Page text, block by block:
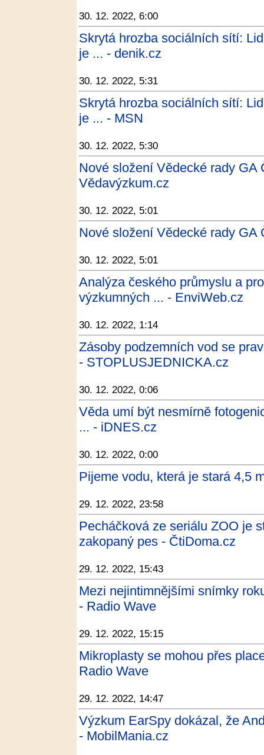
30. 12. 2022, 6:00
Skrytá hrozba sociálních sítí:
je ... - denik.cz
30. 12. 2022, 5:31
Skrytá hrozba sociálních sítí:
je ... - MSN
30. 12. 2022, 5:30
Nové složení Vědecké rady GA
Vědavýzkum.cz
30. 12. 2022, 5:01
Nové složení Vědecké rady GA
30. 12. 2022, 5:01
Analýza českého průmyslu a
výzkumných ... - EnviWeb.cz
30. 12. 2022, 1:14
Zásoby podzemních vod se
- STOPLUSJEDNICKA.cz
30. 12. 2022, 0:06
Věda umí být nesmírně
... - iDNES.cz
30. 12. 2022, 0:00
Pijeme vodu, která je stará 4,5
29. 12. 2022, 23:58
Pecháčková ze seriálu ZOO je
zakopaný pes - ČtiDoma.cz
29. 12. 2022, 15:43
Mezi nejintimnějšími snímky
- Radio Wave
29. 12. 2022, 15:15
Mikroplasty se mohou přes
Radio Wave
29. 12. 2022, 14:47
Výzkum EarSpy dokázal, že
- MobilMania.cz